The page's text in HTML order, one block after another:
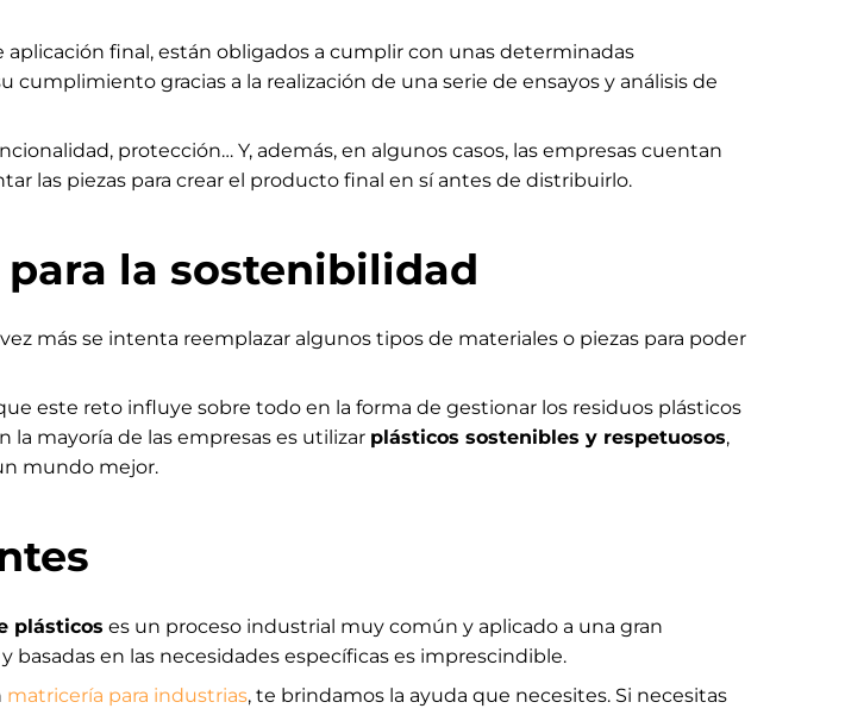
final, están obligados a cumplir con unas determinadas
cumplimiento gracias a la realización de una serie de ensayos y análisis de
protección… Y, además, en algunos casos, las empresas cuentan
las piezas para crear el producto final en sí antes de distribuirlo.
la sostenibilidad
más se intenta reemplazar algunos tipos de materiales o piezas para poder
este reto influye sobre todo en la forma de gestionar los residuos plásticos
la mayoría de las empresas es utilizar plásticos sostenibles y respetuosos,
mundo mejor.
plásticos es un proceso industrial muy común y aplicado a una gran
en las necesidades específicas es imprescindible.
matricería para industrias, te brindamos la ayuda que necesites. Si necesitas